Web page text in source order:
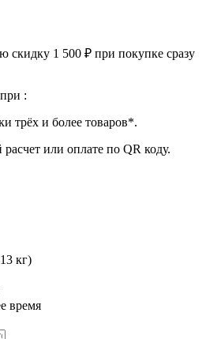
скидку 1 500 ₽ при покупке сразу
:
трёх и более товаров*.
или оплате по QR коду.
кг)
время